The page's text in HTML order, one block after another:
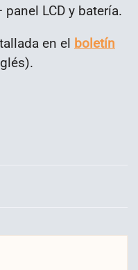
LCD y batería.
en el boletín